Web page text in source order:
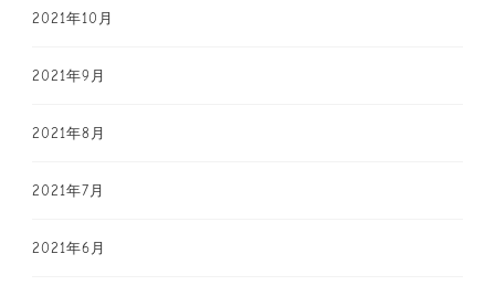
2021年10月
2021年9月
2021年8月
2021年7月
2021年6月